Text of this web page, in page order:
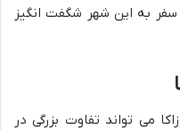
سفر به این شهر شگفت انگیز
می تواند تفاوت بزرگی در